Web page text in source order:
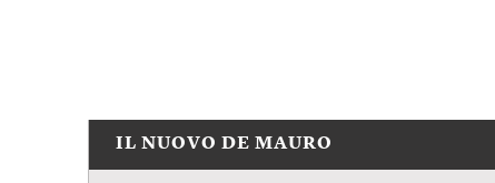
IL NUOVO DE MAURO